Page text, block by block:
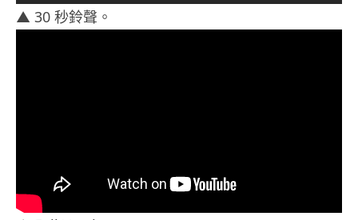
▲ 30 秒鈴聲。